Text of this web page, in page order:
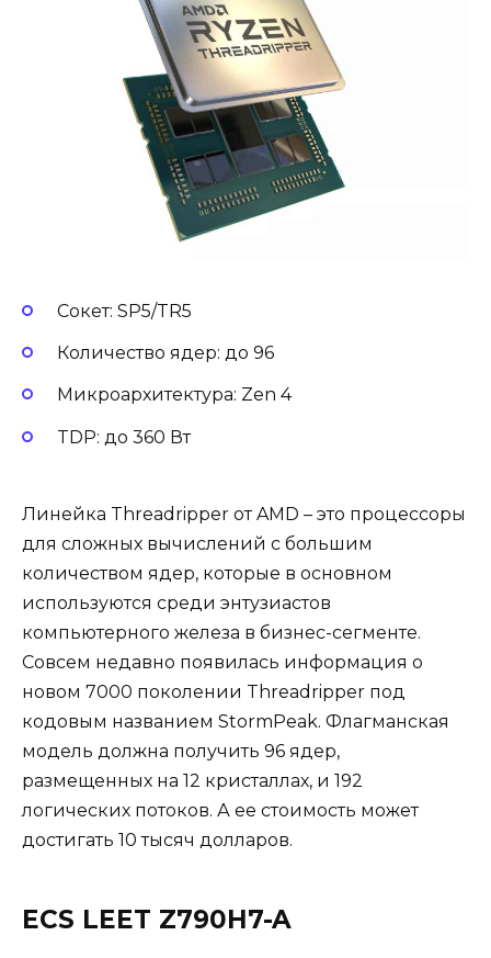
Сокет: SP5/TR5
Количество ядер: до 96
Микроархитектура: Zen 4
TDP: до 360 Вт
Линейка Threadripper от AMD – это процессоры
для сложных вычислений с большим
количеством ядер, которые в основном
используются среди энтузиастов
компьютерного железа в бизнес-сегменте.
Совсем недавно появилась информация о
новом 7000 поколении Threadripper под
кодовым названием StormPeak. Флагманская
модель должна получить 96 ядер,
размещенных на 12 кристаллах, и 192
логических потоков. А ее стоимость может
достигать 10 тысяч долларов.
ECS LEET Z790H7-A